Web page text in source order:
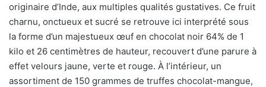
originaire d’Inde, aux multiples qualités gustatives. Ce fruit
charnu, onctueux et sucré se retrouve ici interprété sous
la forme d’un majestueux œuf en chocolat noir 64% de 1
kilo et 26 centimètres de hauteur, recouvert d’une parure à
effet velours jaune, verte et rouge. À l’intérieur, un
assortiment de 150 grammes de truffes chocolat-mangue,